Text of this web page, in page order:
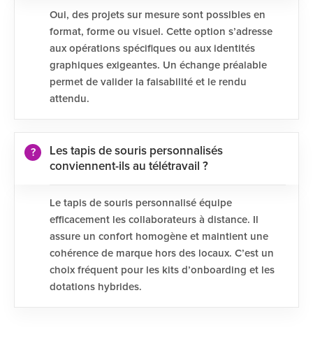
Oui, des projets sur mesure sont possibles en
format, forme ou visuel. Cette option s’adresse
aux opérations spécifiques ou aux identités
graphiques exigeantes. Un échange préalable
permet de valider la faisabilité et le rendu
attendu.
Les tapis de souris personnalisés
conviennent-ils au télétravail ?
Le tapis de souris personnalisé équipe
efficacement les collaborateurs à distance. Il
assure un confort homogène et maintient une
cohérence de marque hors des locaux. C’est un
choix fréquent pour les kits d’onboarding et les
dotations hybrides.